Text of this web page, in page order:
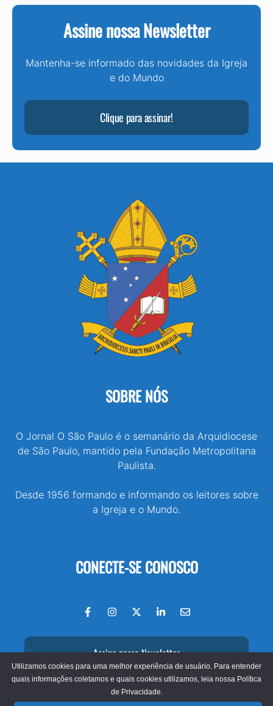
Assine nossa Newsletter
Mantenha-se informado das novidades da Igreja
e do Mundo
Clique para assinar!
SOBRE NÓS
O Jornal O São Paulo é o semanário da Arquidiocese
de São Paulo, mantido pela Fundação Metropolitana
Paulista.
Desde 1956 formando e informando os leitores sobre
a Igreja e o Mundo.
CONECTE-SE CONOSCO
Assine nossa Newsletter
© 2026 - Jornal O São Paulo
Utilizamos cookies para uma melhor experiência de usuário. Para entender
quais informações coletamos e quais cookies utilizamos, leia nossa Política
de Privacidade.